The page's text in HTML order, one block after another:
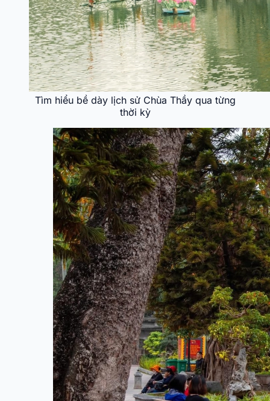
Tìm hiểu bề dày lịch sử Chùa Thầy qua từng
thời kỳ